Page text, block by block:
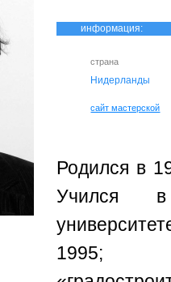
информация:
страна
Нидерланды
сайт мастерской
Родился в
Учился в
1995;